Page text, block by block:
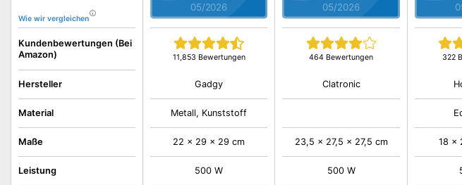
Wie wir vergleichen
Kundenbewertungen (Bei
Amazon)
Hersteller
Material
Maße
Leistung
05/2026
11,853 Bewertungen
Gadgy
Metall, Kunststoff
22 x 29 x 29 cm
500 W
05/2026
464 Bewertungen
Clatronic
23,5 x 27,5 x 27,5 cm
500 W
322
18 x